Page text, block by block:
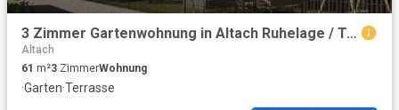
3 Zimmer Gartenwohnung in Altach Ruhelage / Top B1
Altach
61 m²3 ZimmerWohnung
·Garten·Terrasse